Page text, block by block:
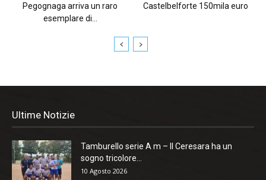
Pegognaga arriva un raro
esemplare di...
Castelbelforte 150mila euro
Ultime Notizie
Tamburello serie A m – Il Ceresara ha un
sogno tricolore...
10 Agosto 2026